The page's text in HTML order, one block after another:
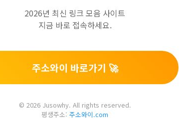
2026년 최신 링크 모음 사이트
지금 바로 접속하세요.
주소와이 바로가기 🚀
© 2026 Jusowhy. All rights reserved.
평생주소: 주소와이.com